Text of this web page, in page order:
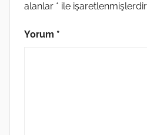
alanlar * ile işaretlenmişlerdir
Yorum *